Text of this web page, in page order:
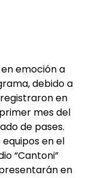
emoción a
debido a
en
mes del
de pases.
en el
“Cantoni”
en